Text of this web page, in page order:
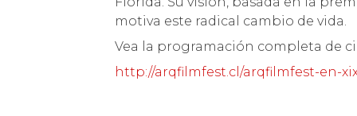
motiva este radical cambio de vida.
Vea la programación completa de
http://arqfilmfest.cl/arqfilmfest-en-